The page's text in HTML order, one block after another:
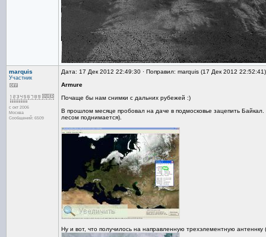
marquis
Участник
с окт 2006
Москва
Сообщений: 6509
Дата: 17 Дек 2012 22:49:30 · Поправил: marquis (17 Дек 2012
Armure
Почаще бы нам снимки с дальних рубежей :)
В прошлом месяце пробовал на даче в подмосковье зацепить
лесом поднимается).
Ну и вот, что получилось на направленную трехэлементную